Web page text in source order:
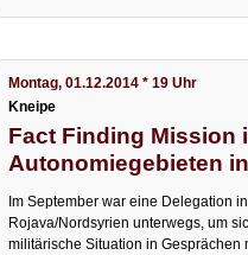
Montag, 01.12.2014 * 19 Uhr
Kneipe
Fact Finding Mission
Autonomiegebieten
Im September war eine Delegation
Rojava/Nordsyrien unterwegs, um
militärische Situation in